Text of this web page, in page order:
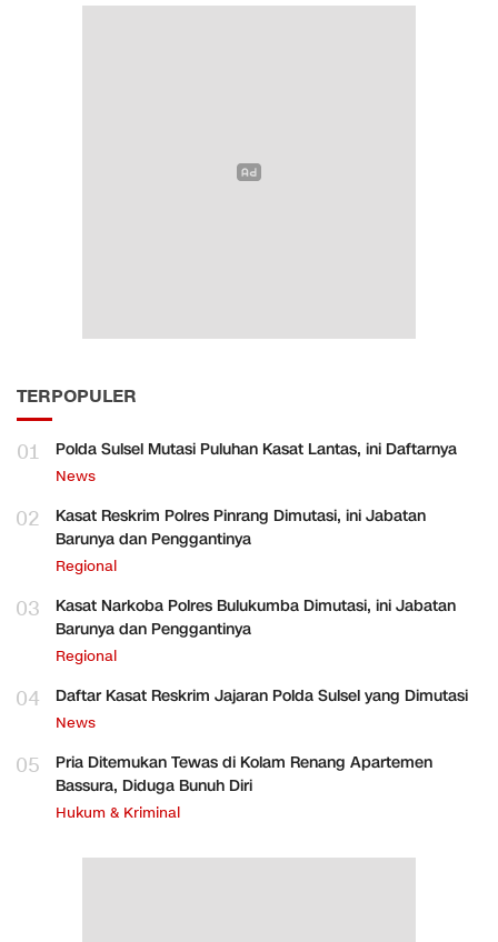
TERPOPULER
01 Polda Sulsel Mutasi Puluhan Kasat Lantas, ini Daftarnya
News
02
Kasat Reskrim Polres Pinrang Dimutasi, ini Jabatan
Barunya dan Penggantinya
Regional
03
Kasat Narkoba Polres Bulukumba Dimutasi, ini Jabatan
Barunya dan Penggantinya
Regional
04 Daftar Kasat Reskrim Jajaran Polda Sulsel yang Dimutasi
News
05
Pria Ditemukan Tewas di Kolam Renang Apartemen
Bassura, Diduga Bunuh Diri
Hukum & Kriminal